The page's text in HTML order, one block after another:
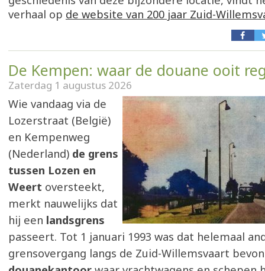
verhaal op de website van 200 jaar Zuid-
De Kempen: waar de douane ooit
Zaterdag 1 augustus 2026
Wie vandaag via de
Lozerstraat (België)
en Kempenweg
(Nederland) de grens
tussen Lozen en
Weert oversteekt,
merkt nauwelijks dat
hij een landsgrens
passeert. Tot 1 januari 1993 was dat helemaal
grensovergang langs de Zuid-Willemsvaart